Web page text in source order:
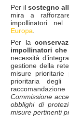
Per il sostegno
mira a
impollinatori nel
Europa
Per la conserva
impollinatori
necessità
gestione della
misure
prioritaria degli
Commissione
obblighi di
misure pertinenti